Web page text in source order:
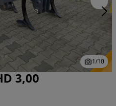
1/10
3,00